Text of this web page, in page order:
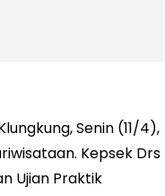
Senin (11/4),
Kepsek Drs
Ujian Praktik